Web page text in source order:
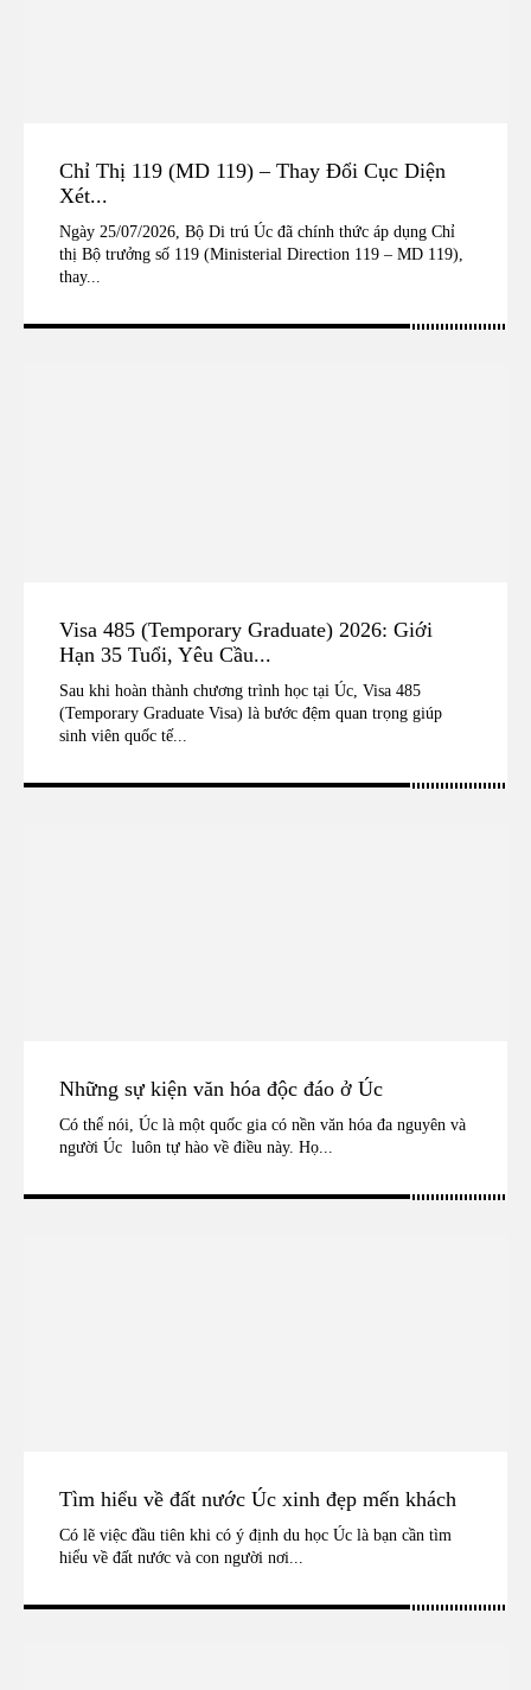
Chỉ Thị 119 (MD 119) – Thay Đổi Cục Diện
Xét...
Ngày 25/07/2026, Bộ Di trú Úc đã chính thức áp dụng Chỉ
thị Bộ trưởng số 119 (Ministerial Direction 119 – MD 119),
thay...
Visa 485 (Temporary Graduate) 2026: Giới
Hạn 35 Tuổi, Yêu Cầu...
Sau khi hoàn thành chương trình học tại Úc, Visa 485
(Temporary Graduate Visa) là bước đệm quan trọng giúp
sinh viên quốc tế...
Những sự kiện văn hóa độc đáo ở Úc
Có thể nói, Úc là một quốc gia có nền văn hóa đa nguyên và
người Úc luôn tự hào về điều này. Họ...
Tìm hiểu về đất nước Úc xinh đẹp mến khách
Có lẽ việc đầu tiên khi có ý định du học Úc là bạn cần tìm
hiểu về đất nước và con người nơi...